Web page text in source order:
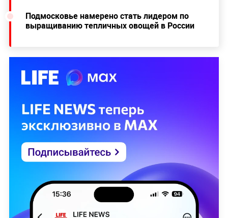
Подмосковье намерено стать лидером по
выращиванию тепличных овощей в России